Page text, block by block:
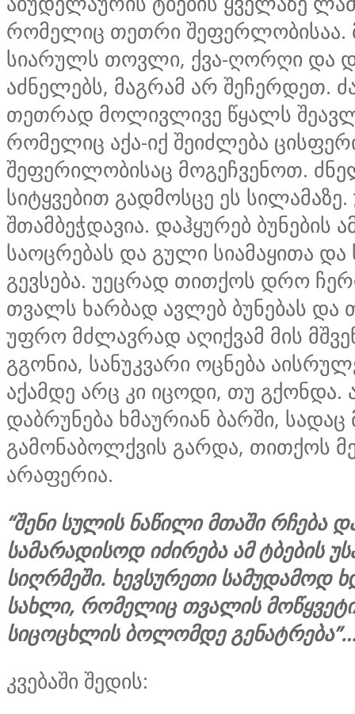
რომელიც თეთრი შეფერლობისაა.
სიარულს თოვლი, ქვა-ღორღი და
აძნელებს, მაგრამ არ შეჩერდეთ.
თეთრად მოლივლივე წყალს
რომელიც აქა-იქ შეიძლება
შეფერილობისაც მოგეჩვენოთ.
სიტყვებით გადმოსცე ეს
შთამბეჭდავია. დაჰყურებ ბუნების
საოცრებას და გული სიამაყითა
გევსება. უეცრად თითქოს დრო
თვალს ხარბად ავლებ ბუნებას და
უფრო მძლავრად აღიქვამ მის
გგონია, სანუკვარი ოცნება
აქამდე არც კი იცოდი, თუ გქონდა.
დაბრუნება ხმაურიან ბარში, სადაც
გამონაბოლქვის გარდა, თითქოს
არაფერია.
“შენი სულის ნაწილი მთაში რჩება
სამარადისოდ იძირება ამ ტბების
სიღრმეში. ხევსურეთი სამუდამოდ
სახლი, რომელიც თვალის
სიცოცხლის ბოლომდე
კვებაში შედის: